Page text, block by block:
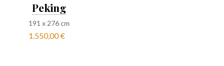
Peking
191 x 276cm
1.550,00 €